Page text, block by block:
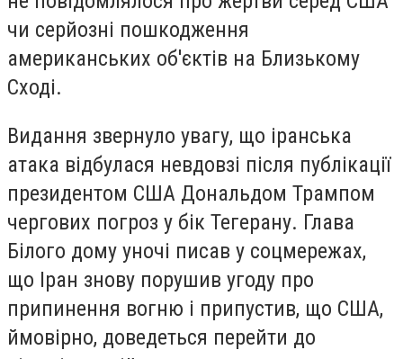
чи серйозні пошкодження
американських об'єктів на Близькому
Сході.
Видання звернуло увагу, що іранська
атака відбулася невдовзі після публікації
президентом США Дональдом Трампом
чергових погроз у бік Тегерану. Глава
Білого дому уночі писав у соцмережах,
що Іран знову порушив угоду про
припинення вогню і припустив, що США,
ймовірно, доведеться перейти до